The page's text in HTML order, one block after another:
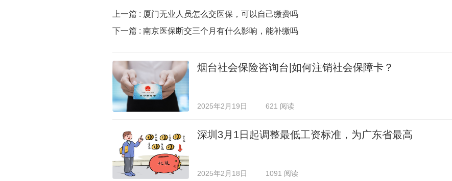
上一篇 : 厦门无业人员怎么交医保，可以自己缴费吗
下一篇 : 南京医保断交三个月有什么影响，能补缴吗
烟台社会保险咨询台|如何注销社会保障卡？
2025年2月19日 621 阅读
深圳3月1日起调整最低工资标准，为广东省最高
2025年2月18日 1091 阅读